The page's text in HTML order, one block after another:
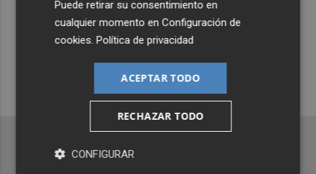
Whatsapp
Siempre al día de las últimas noticias
¡Quiero suscribirme!
Puede retirar su consentimiento en
cualquier momento enConfiguración de
cookies.Política de privacidad
ACEPTAR TODO
RECHAZAR TODO
CONFIGURAR